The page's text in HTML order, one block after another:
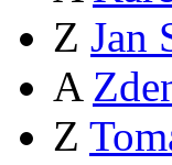
Z Jan
A
Z